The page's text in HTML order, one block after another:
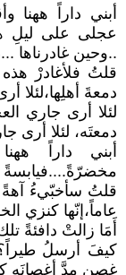
أبني داراً ههنا
عجلى على ليلِ
..وحين غادرناها
قلتُ فلأغادرْ هذه
دمعةَ أهلِها،لئلا
لئلا أرى جاري
دمعتَه، لئلا أرى
أبني داراً
مخضرّةً....فيابسةً
قلتُ سأخبّيءُ آهةً
عاماً،إنّها كنزي
أَمَا زالتْ دافئةً
كيفَ أرسلُ
غصنٍ مدَّ أغصانَه